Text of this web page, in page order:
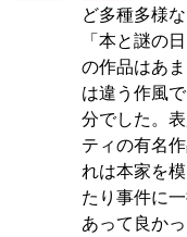
ど多種多様
「本と謎の
の作品はあ
は違う作風
分でした。
ティの有名
れは本家を
たり事件に
あって良か